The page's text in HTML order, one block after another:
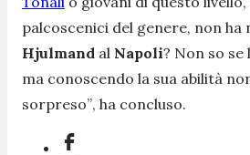
palcoscenici del genere, non ha
Hjulmand al Napoli? Non so se
ma conoscendo la sua abilità
sorpreso”, ha concluso.